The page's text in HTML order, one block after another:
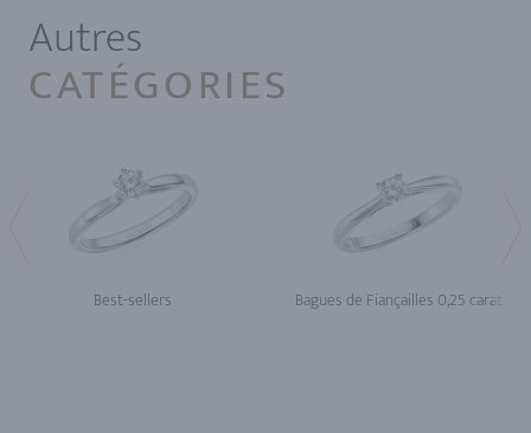
Autres
CATÉGORIES
Best-sellers Bagues de Fiançailles 0,25 carat